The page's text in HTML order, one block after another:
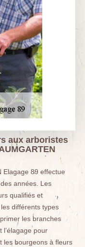
aux arboristes
Elagage 89 effectue
années. Les
qualifiés et
différents types
les branches
l’élagage pour
les bourgeons à fleurs